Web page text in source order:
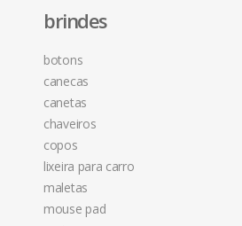
brindes
botons
canecas
canetas
chaveiros
copos
lixeira para carro
maletas
mouse pad